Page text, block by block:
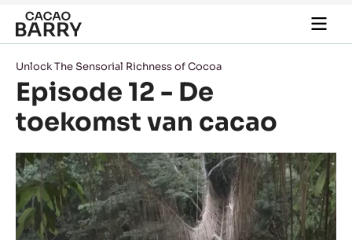
Skip to main content
main
Unlock The Sensorial Richness of Cocoa
Episode 12 - De
toekomst van cacao